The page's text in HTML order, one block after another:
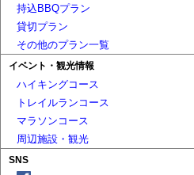
持込BBQプラン
貸切プラン
その他のプラン一覧
イベント・観光情報
ハイキングコース
トレイルランコース
マラソンコース
周辺施設・観光
SNS